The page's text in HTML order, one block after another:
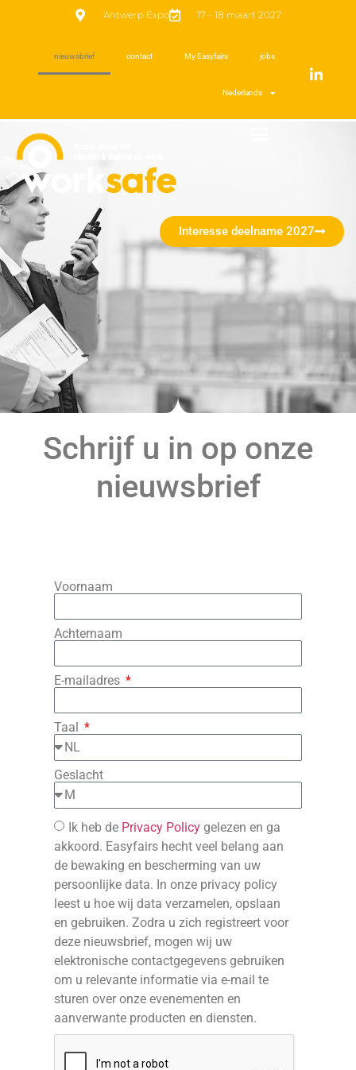
Antwerp Expo 17 - 18 maart 2027
nieuwsbrief contact My Easyfairs jobs
Nederlands
Interesse deelname 2027
Schrijf u in op onze
nieuwsbrief
Voornaam
Achternaam
E-mailadres
Taal
Geslacht
Ik heb de Privacy Policy gelezen en ga
akkoord. Easyfairs hecht veel belang aan
de bewaking en bescherming van uw
persoonlijke data. In onze privacy policy
leest u hoe wij data verzamelen, opslaan
en gebruiken. Zodra u zich registreert voor
deze nieuwsbrief, mogen wij uw
elektronische contactgegevens gebruiken
om u relevante informatie via e-mail te
sturen over onze evenementen en
aanverwante producten en diensten.